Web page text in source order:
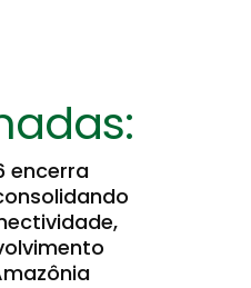
encerra